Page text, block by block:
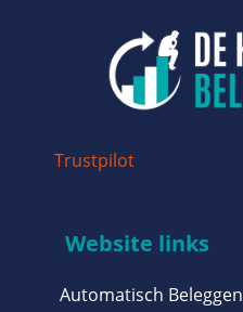
Trustpilot
Website links
Automatisch Beleggen